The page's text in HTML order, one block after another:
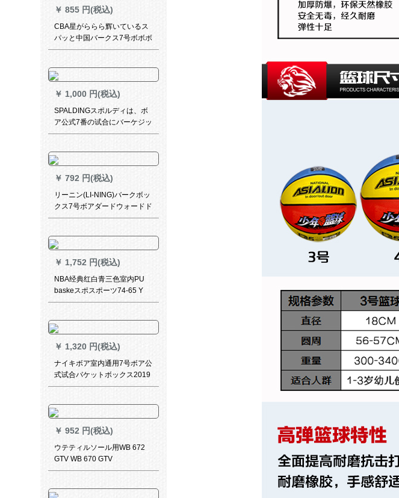
￥ 855 円(税込)
CBA星がららら辉いているス
パッと中国バークス7号ボボボ
ール吸湿PU公式试合バケトス
￥ 1,000 円(税込)
SPALDINGスポルディは、ボ
ア公式7番の试合にバーケジッ
ト74-14の価格性能比を表现し
￥ 792 円(税込)
リーニン(LI-NING)バークボッ
クス7号ボアダードウォードド
ドド中国行屋内外ドレン公式
门バークボックスボックスボ
ックス汎用メーン记念
￥ 1,752 円(税込)
NBA经典红白青三色室内PU
baskeスポスポーツ74-65 Y
SBD 0056テントススポーツツ
￥ 1,320 円(税込)
ナイキボア室内通用7号ボア公
式试合バケットボックス2019
年新着BB 0638-855
￥ 952 円(税込)
ウテティルソール用WB 672
GTV WB 670 GTV